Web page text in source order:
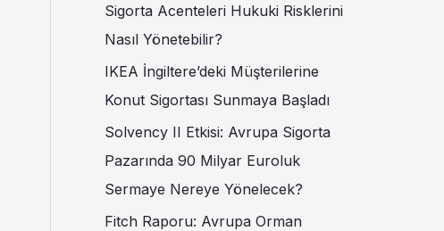
Sigorta Acenteleri Hukuki Risklerini
Nasıl Yönetebilir?
IKEA İngiltere’deki Müşterilerine
Konut Sigortası Sunmaya Başladı
Solvency II Etkisi: Avrupa Sigorta
Pazarında 90 Milyar Euroluk
Sermaye Nereye Yönelecek?
Fitch Raporu: Avrupa Orman